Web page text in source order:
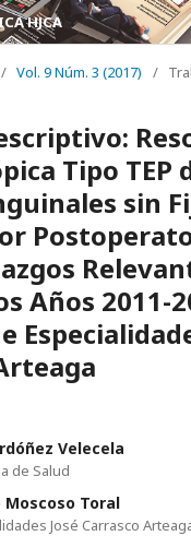
HJCA
/ Vol. 9 Núm. 3 (2017) /
Tipo TEP
sin
Años 2011-
Velecela
de Salud
Toral
José Carrasco